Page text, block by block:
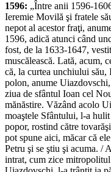
1596: „Între anii 1596-
Ieremie Movilă şi fratele
nepot al acestor fraţi,
1596, adică atunci când
fost, de la 1633-1647,
muscălească. Lată, acum,
că, la curtea unchiului său,
polon, anume
ziua de sfântul Ioan cel
mănăstire. Văzând acolo
moaştele Sfântului, l-a
popor, rostind către
pot spune aici, măcar că
Petru şi se ştiu şi acuma. /
intrat, cum zice